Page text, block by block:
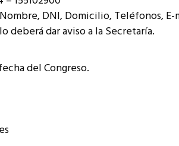
Nombre, DNI, Domicilio,
deberá dar aviso a la Secretaría.
del Congreso.